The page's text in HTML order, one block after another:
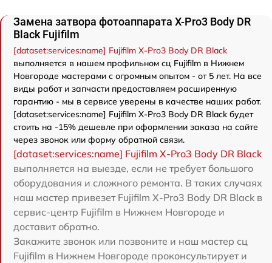
Замена затвора фотоаппарата X-Pro3 Body DR
Black Fujifilm
[dataset:services:name] Fujifilm X-Pro3 Body DR Black
выполняется в нашем профильном сц Fujifilm в Нижнем
Новгороде мастерами с огромным опытом - от 5 лет. На все
виды работ и запчасти предоставляем расширенную
гарантию - мы в сервисе уверены в качестве наших работ.
[dataset:services:name] Fujifilm X-Pro3 Body DR Black будет
стоить на -15% дешевле при оформлении заказа на сайте
через звонок или форму обратной связи.
[dataset:services:name] Fujifilm X-Pro3 Body DR Black
выполняется на выезде, если не требует большого
оборудования и сложного ремонта. В таких случаях
наш мастер привезет Fujifilm X-Pro3 Body DR Black в
сервис-центр Fujifilm в Нижнем Новгороде и
доставит обратно.
Закажите звонок или позвоните и наш мастер сц
Fujifilm в Нижнем Новгороде проконсультирует и